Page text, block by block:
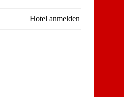
Hotel anmelden